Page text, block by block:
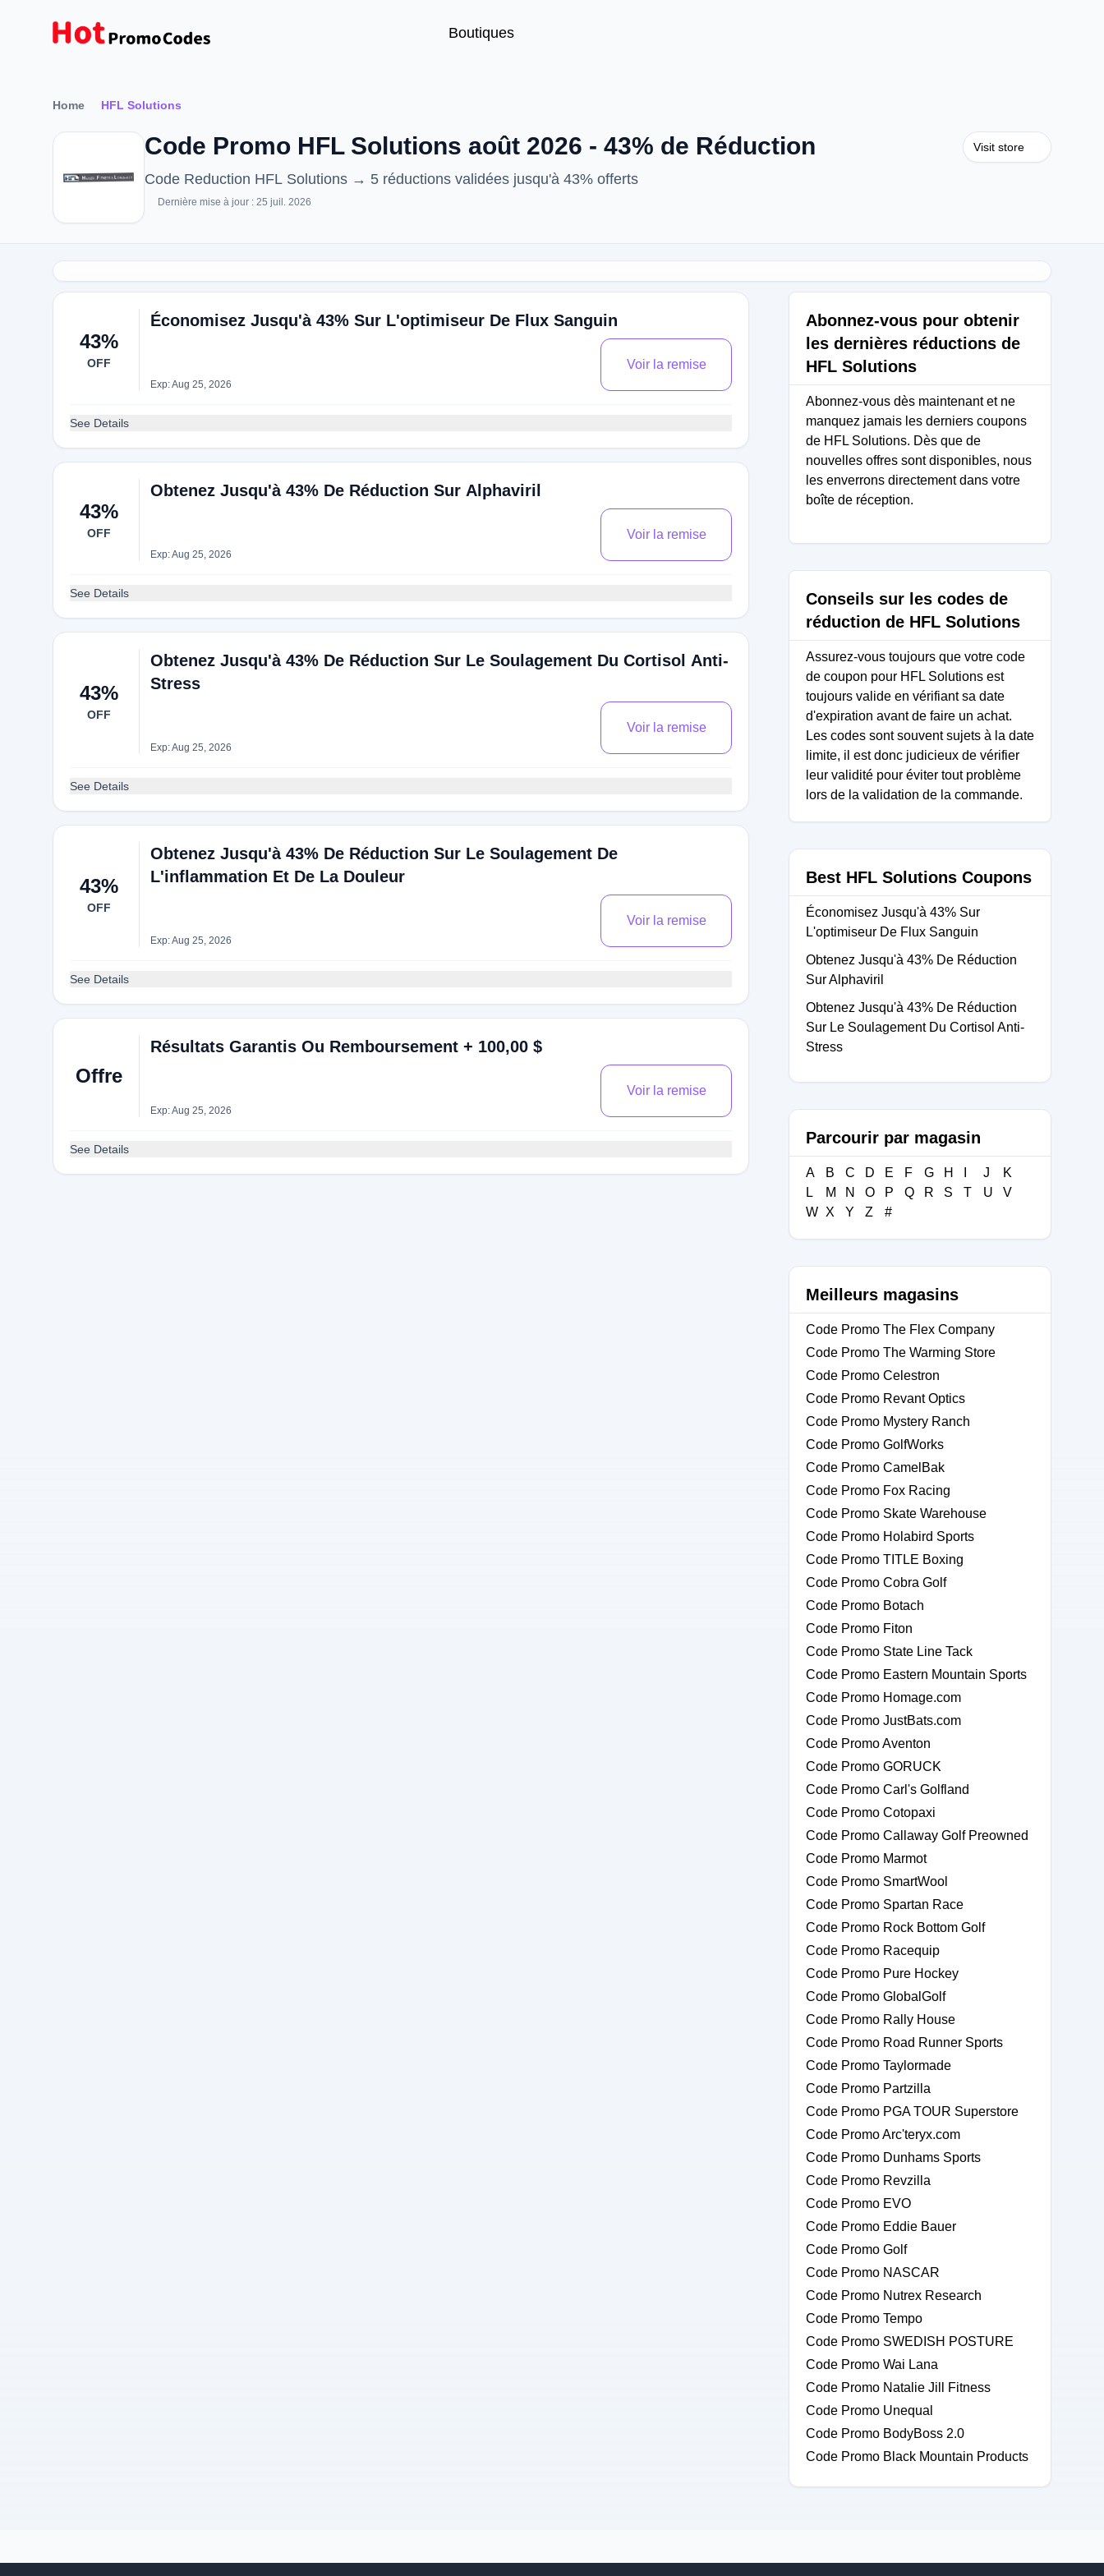
Boutiques
Home HFL Solutions
Code Promo HFL Solutions août 2026 - 43% de Réduction
Code Reduction HFL Solutions → 5 réductions validées jusqu'à 43% offerts
Dernière mise à jour : 25 juil. 2026
Visit store
43%
OFF
Économisez Jusqu'à 43% Sur L'optimiseur De Flux Sanguin
Exp: Aug 25, 2026
Voir la remise
See Details
43%
OFF
Obtenez Jusqu'à 43% De Réduction Sur Alphaviril
Exp: Aug 25, 2026
Voir la remise
See Details
43%
OFF
Obtenez Jusqu'à 43% De Réduction Sur Le Soulagement Du Cortisol Anti-
Stress
Exp: Aug 25, 2026
Voir la remise
See Details
43%
OFF
Obtenez Jusqu'à 43% De Réduction Sur Le Soulagement De
L'inflammation Et De La Douleur
Exp: Aug 25, 2026
Voir la remise
See Details
Offre
Résultats Garantis Ou Remboursement + 100,00 $
Exp: Aug 25, 2026
Voir la remise
See Details
Abonnez-vous pour obtenir
les dernières réductions de
HFL Solutions
Abonnez-vous dès maintenant et ne
manquez jamais les derniers coupons
de HFL Solutions. Dès que de
nouvelles offres sont disponibles, nous
les enverrons directement dans votre
boîte de réception.
Conseils sur les codes de
réduction de HFL Solutions
Assurez-vous toujours que votre code
de coupon pour HFL Solutions est
toujours valide en vérifiant sa date
d'expiration avant de faire un achat.
Les codes sont souvent sujets à la date
limite, il est donc judicieux de vérifier
leur validité pour éviter tout problème
lors de la validation de la commande.
Best HFL Solutions Coupons
Économisez Jusqu'à 43% Sur
L'optimiseur De Flux Sanguin
Obtenez Jusqu'à 43% De Réduction
Sur Alphaviril
Obtenez Jusqu'à 43% De Réduction
Sur Le Soulagement Du Cortisol Anti-
Stress
Parcourir par magasin
A B C D E F G H J
K
L
M N O P Q R S T U
V
W X Y Z #
Meilleurs magasins
Code Promo The Flex Company
Code Promo The Warming Store
Code Promo Celestron
Code Promo Revant Optics
Code Promo Mystery Ranch
Code Promo GolfWorks
Code Promo CamelBak
Code Promo Fox Racing
Code Promo Skate Warehouse
Code Promo Holabird Sports
Code Promo TITLE Boxing
Code Promo Cobra Golf
Code Promo Botach
Code Promo Fiton
Code Promo State Line Tack
Code Promo Eastern Mountain Sports
Code Promo Homage.com
Code Promo JustBats.com
Code Promo Aventon
Code Promo GORUCK
Code Promo Carl's Golfland
Code Promo Cotopaxi
Code Promo Callaway Golf Preowned
Code Promo Marmot
Code Promo SmartWool
Code Promo Spartan Race
Code Promo Rock Bottom Golf
Code Promo Racequip
Code Promo Pure Hockey
Code Promo GlobalGolf
Code Promo Rally House
Code Promo Road Runner Sports
Code Promo Taylormade
Code Promo Partzilla
Code Promo PGA TOUR Superstore
Code Promo Arc'teryx.com
Code Promo Dunhams Sports
Code Promo Revzilla
Code Promo EVO
Code Promo Eddie Bauer
Code Promo Golf
Code Promo NASCAR
Code Promo Nutrex Research
Code Promo Tempo
Code Promo SWEDISH POSTURE
Code Promo Wai Lana
Code Promo Natalie Jill Fitness
Code Promo Unequal
Code Promo BodyBoss 2.0
Code Promo Black Mountain Products